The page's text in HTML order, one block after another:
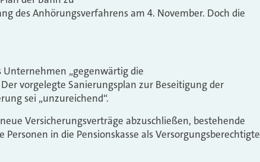
des Anhörungsverfahrens am 4. November. Doch die
Unternehmen „gegenwärtig die
vorgelegte Sanierungsplan zur Beseitigung der
sei „unzureichend“.
Versicherungsverträge abzuschließen, bestehende
in die Pensionskasse als Versorgungsberechtigte